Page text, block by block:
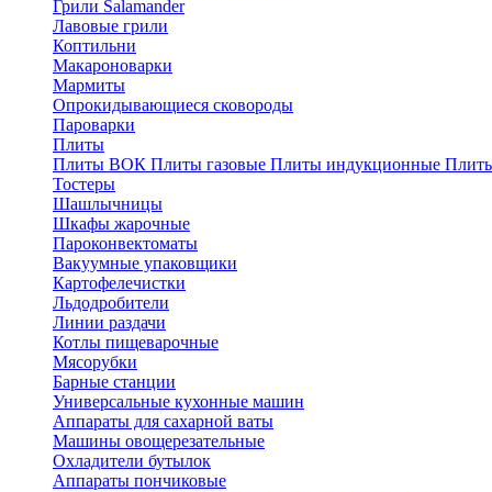
Грили Salamander
Лавовые грили
Коптильни
Макароноварки
Мармиты
Опрокидывающиеся сковороды
Пароварки
Плиты
Плиты ВОК Плиты газовые Плиты индукционные
Тостеры
Шашлычницы
Шкафы жарочные
Пароконвектоматы
Вакуумные упаковщики
Картофелечистки
Льдодробители
Линии раздачи
Котлы пищеварочные
Мясорубки
Барные станции
Универсальные кухонные машин
Аппараты для сахарной ваты
Машины овощерезательные
Охладители бутылок
Аппараты пончиковые